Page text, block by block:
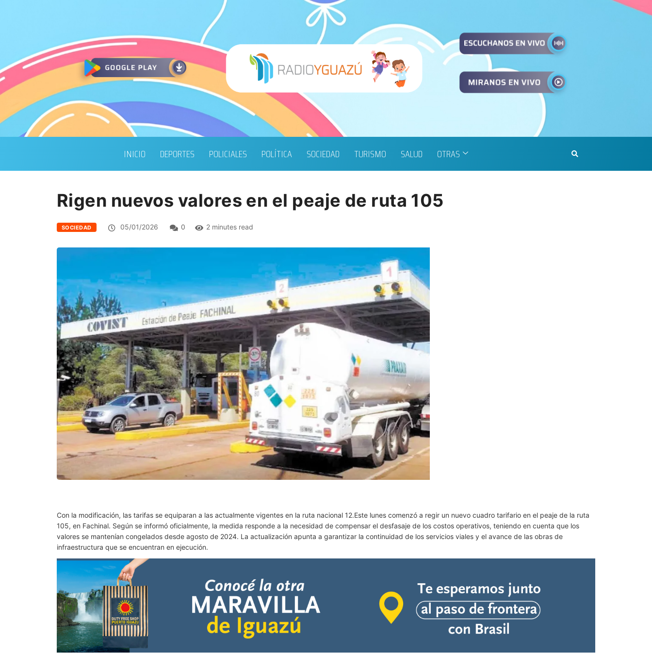
INICIO DEPORTES POLICIALES POLÍTICA SOCIEDAD TURISMO SALUD OTRAS
Rigen nuevos valores en el peaje de ruta 105
SOCIEDAD 05/01/2026 0 2 minutes read
Con la modificación, las tarifas se equiparan a las actualmente vigentes en la ruta nacional 12.Este lunes comenzó a regir un nuevo cuadro tarifario en el peaje de la ruta
105, en Fachinal. Según se informó oficialmente, la medida responde a la necesidad de compensar el desfasaje de los costos operativos, teniendo en cuenta que los
valores se mantenían congelados desde agosto de 2024. La actualización apunta a garantizar la continuidad de los servicios viales y el avance de las obras de
infraestructura que se encuentran en ejecución.